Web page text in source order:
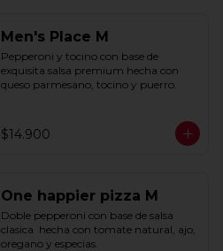
Men's Place M
Pepperoni y tocino con base de
exquisita salsa premium hecha con
queso parmesano, tocino y puerro.
$14.900
One happier pizza M
Doble pepperoni con base de salsa
clasica  hecha con tomate natural, ajo,
oregano y especias.